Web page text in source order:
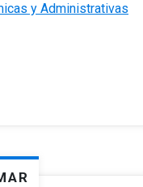
y Administrativas